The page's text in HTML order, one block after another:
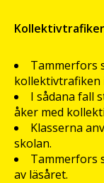
Tammerfors
kollektivtrafiken
I sådana fall
åker med
Klasserna
skolan.
Tammerfors
av läsåret.